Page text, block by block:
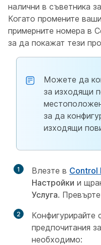
налични в съветника
Когато промените
примерните номера в
за да покажат тези
Можете да
за изходящи
за да
изходящи
1 Влезте в Control
Настройки и
Услуга.
2
Конфигурирайте
предпочитания
необходимо: